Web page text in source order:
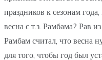
праздников к сезонам
весна с т.з. Рамбама? Рав
Рамбам считал, что весна
для того, чтобы год был